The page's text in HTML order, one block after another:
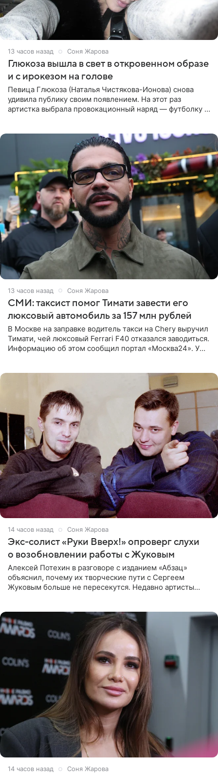
13 часов назад Соня Жарова
Глюкоза вышла в свет в откровенном образе
и с ирокезом на голове
Певица Глюкоза (Наталья Чистякова-Ионова) снова
удивила публику своим появлением. На этот раз
артистка выбрала провокационный наряд — футболку с
13 часов назад Соня Жарова
СМИ: таксист помог Тимати завести его
люксовый автомобиль за 157 млн рублей
В Москве на заправке водитель такси на Chery выручил
Тимати, чей люксовый Ferrari F40 отказался заводиться.
Информацию об этом сообщил портал «Москва24». У
14 часов назад Соня Жарова
Экс-солист «Руки Вверх!» опроверг слухи
о возобновлении работы с Жуковым
Алексей Потехин в разговоре с изданием «Абзац»
объяснил, почему их творческие пути с Сергеем
Жуковым больше не пересекутся. Недавно артисты
14 часов назад Соня Жарова